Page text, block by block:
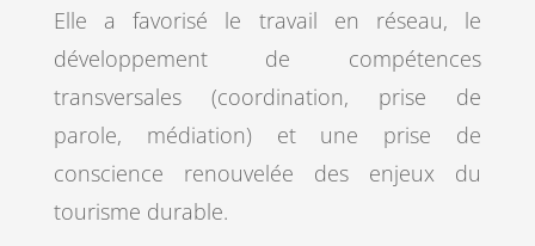
Elle a favorisé le travail en réseau, le
développement de compétences
transversales (coordination, prise de
parole, médiation) et une prise de
conscience renouvelée des enjeux du
tourisme durable.